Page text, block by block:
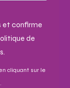
et confirme
de
cliquant sur le